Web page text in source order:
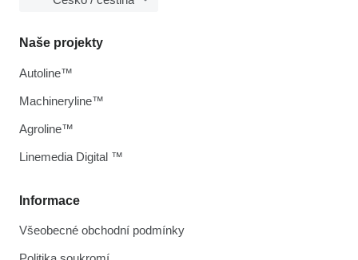
Informace
Všeobecné obchodní podmínky
Naše projekty
Autoline™
Machineryline™
Agroline™
Linemedia Digital ™